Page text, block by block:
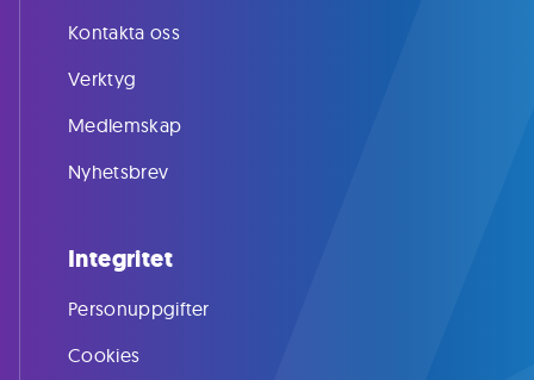
Kontakta oss
Verktyg
Medlemskap
Nyhetsbrev
Integritet
Personuppgifter
Cookies